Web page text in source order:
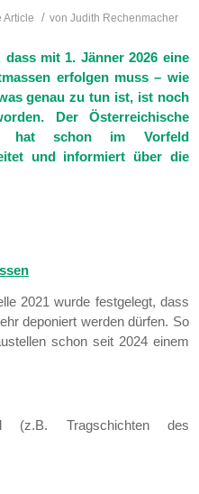
Article / von Judith Rechenmacher
mit 1. Jänner 2026 eine
erfolgen muss – wie
genau zu tun ist, ist noch
Der Österreichische
hat schon im Vorfeld
und informiert über die
2021 wurde festgelegt, dass
deponiert werden dürfen. So
schon seit 2024 einem
(z.B. Tragschichten des